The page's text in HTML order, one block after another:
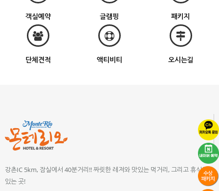
객실예약 글램핑 패키지
단체견적 액티비티 오시는길
강촌IC 5km, 잠실에서 40분거리!! 짜릿한 레져와 맛있는 먹거리, 그리고 휴식이
있는 곳!